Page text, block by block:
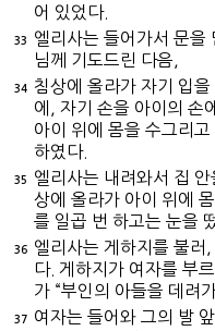
어 있었다.
33
엘리사는 들어가서 문을
님께 기도드린 다음,
34
침상에 올라가 자기 입
에, 자기 손을 아이의 손
아이 위에 몸을 수그리
하였다.
35
엘리사는 내려와서 집
상에 올라가 아이 위에
를 일곱 번 하고는 눈을
36
엘리사는 게하지를 불러
다. 게하지가 여자를 부
가 “부인의 아들을 데려
37
여자는 들어와 그의 발